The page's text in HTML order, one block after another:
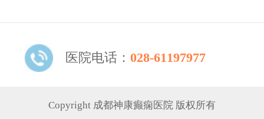
线！
医院电话： 028-61197977
Copyright 成都神康癫痫医院 版权所有